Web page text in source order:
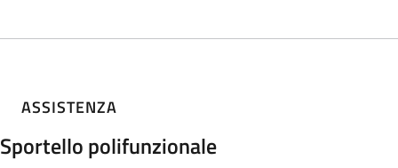
ASSISTENZA
Sportello polifunzionale